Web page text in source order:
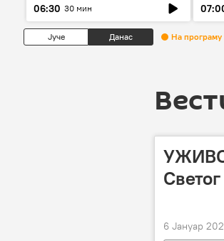
06:30 30 мин
Јуче Данас На програму
УЖИВО
6 Јануар